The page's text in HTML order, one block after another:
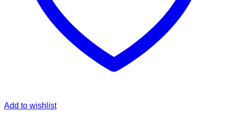
Add to wishlist